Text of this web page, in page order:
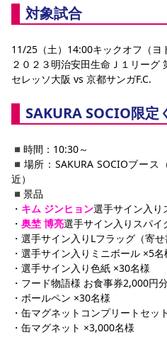
アウェイツアー
よくある質問
よくある質問
スポーツクラブ
関連団体/施設
長居公園 セレッソフットサルパーク
セレッソスポーツパーク舞洲
その他ス
対象試合
11/25（土）14:00キックオフ（ヨ
２０２３明治安田生命Ｊ１リーグ
セレッソ大阪 vs 京都サンガF.C.
SAKURA SOCIO限定
◾️時間：10:30～
◾️場所：SAKURA SOCIOブー
近）
◾️景品
・ キム ジンヒョン選手サイン入り
・ 奥埜 博亮選手サイン入りスパイ
・選手サイン入りLフラッグ（寄
・選手サイン入りミニボール ×5名
・選手サイン入り色紙 ×30名様
・フード物語様 お食事券2,000円
・ボールペン ×30名様
・缶マグネットコンプリートセッ
・缶マグネット ×3,000名様